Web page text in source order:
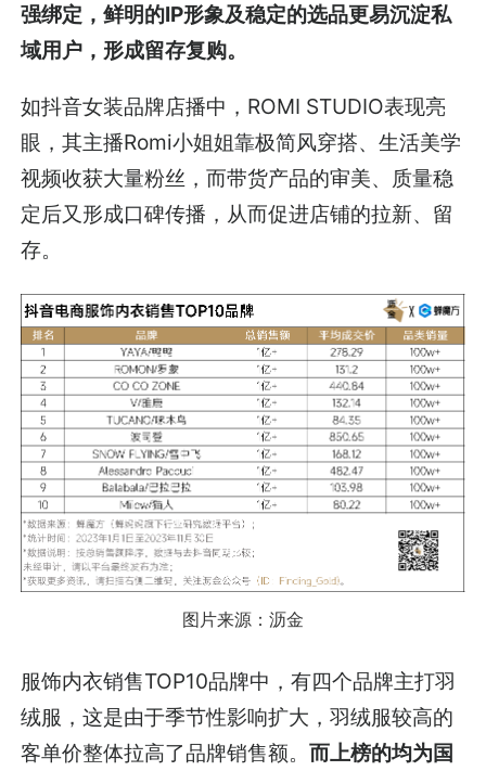
强绑定，鲜明的IP形象及稳定的选品更易沉淀私
域用户，形成留存复购。
如抖音女装品牌店播中，ROMI STUDIO表现亮
眼，其主播Romi小姐姐靠极简风穿搭、生活美学
视频收获大量粉丝，而带货产品的审美、质量稳
定后又形成口碑传播，从而促进店铺的拉新、留
存。
图片来源：沥金
服饰内衣销售TOP10品牌中，有四个品牌主打羽
绒服，这是由于季节性影响扩大，羽绒服较高的
客单价整体拉高了品牌销售额。而上榜的均为国